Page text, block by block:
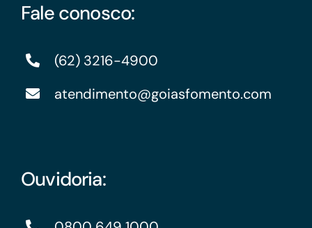
Fale conosco:
(62) 3216-4900
atendimento@goiasfomento.com
Ouvidoria: